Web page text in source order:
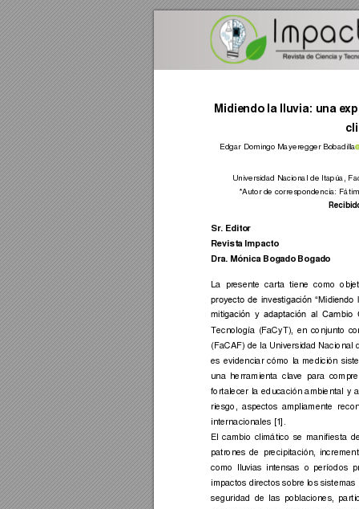
Midiendo la lluvia: una
Edgar Domingo Mayeregger Bobadilla
Universidad Nacional
de Itapúa,
*Autor de correspondencia: Fátim
Sr. Editor
Revista Impacto
Dra. Mónica Bogado Bogado
La presente carta tiene como obje
proyecto de investigación “Midiendo
mitigación
y adaptación al Cambio
Tecnología (FaCyT), en conjunto
(FaCAF) de la Universidad Nacional
es evidenciar cómo la medición
una
herramienta clave para comp
fortalecer la educación ambiental y
riesgo,
aspectos ampliamente
internacionales [1].
El
cambio climático se manifiesta
patrones de precipitación,
como
lluvias intensas o períodos
impactos directos sobre los sistemas
seguridad
de las poblaciones,